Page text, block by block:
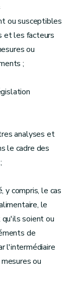
ou susceptibles
et les facteurs
ou
;
analyses et
le cadre des
y compris, le cas
le
qu'ils soient ou
de
l'intermédiaire
ou